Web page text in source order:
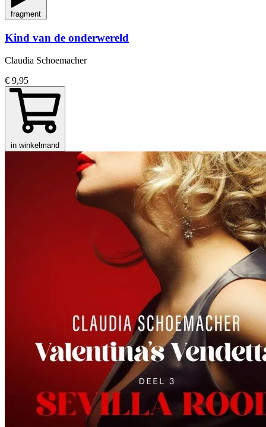
fragment
Kind van de onderwereld
Claudia Schoemacher
€ 9,95
in winkelmand